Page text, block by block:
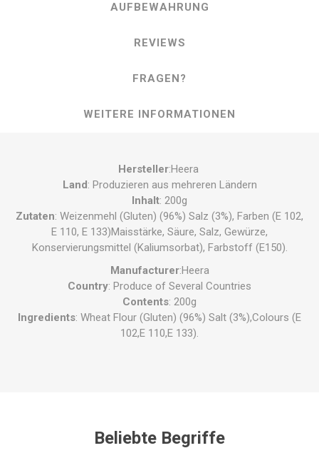
AUFBEWAHRUNG
REVIEWS
FRAGEN?
WEITERE INFORMATIONEN
Hersteller:Heera
Land: Produzieren aus mehreren Ländern
Inhalt: 200g
Zutaten: Weizenmehl (Gluten) (96%) Salz (3%), Farben (E 102,
E 110, E 133)Maisstärke, Säure, Salz, Gewürze,
Konservierungsmittel (Kaliumsorbat), Farbstoff (E150).
Manufacturer:Heera
Country: Produce of Several Countries
Contents: 200g
Ingredients: Wheat Flour (Gluten) (96%) Salt (3%),Colours (E
102,E 110,E 133).
Beliebte Begriffe